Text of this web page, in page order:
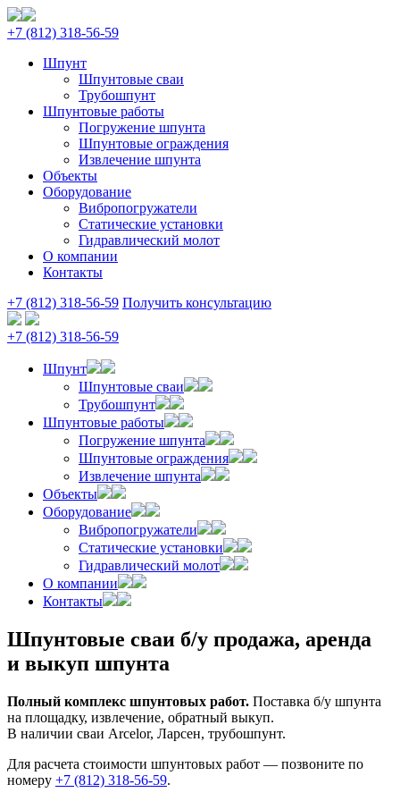
+7 (812) 318‑56‑59
Шпунт
Шпунтовые сваи
Трубошпунт
Шпунтовые работы
Погружение шпунта
Шпунтовые ограждения
Извлечение шпунта
Объекты
Оборудование
Вибропогружатели
Статические установки
Гидравлический молот
О компании
Контакты
+7 (812) 318‑56‑59 Получить консультацию
+7 (812) 318‑56‑59
Шпунт
Шпунтовые сваи
Трубошпунт
Шпунтовые работы
Погружение шпунта
Шпунтовые ограждения
Извлечение шпунта
Объекты
Оборудование
Вибропогружатели
Статические установки
Гидравлический молот
О компании
Контакты
Шпунтовые сваи б/у продажа, аренда
и выкуп шпунта
Полный комплекс шпунтовых работ. Поставка б/у шпунта
на площадку, извлечение, обратный выкуп.
В наличии сваи Arcelor, Ларсен, трубошпунт.
Для расчета стоимости шпунтовых работ — позвоните по
номеру +7 (812) 318‑56‑59.